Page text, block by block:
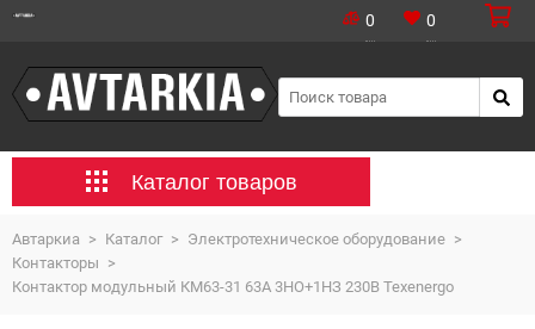
0 0
Каталог товаров
Автаркиа > Каталог > Электротехническое оборудование >
Контакторы >
Контактор модульный КМ63-31 63А 3НО+1НЗ 230В Texenergo